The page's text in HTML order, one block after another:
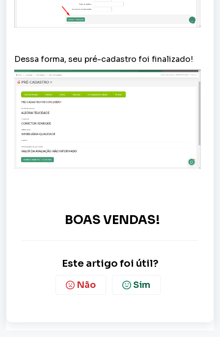
Dessa forma, seu pré-cadastro foi finalizado!
BOAS VENDAS!
Este artigo foi útil?
Não Sim